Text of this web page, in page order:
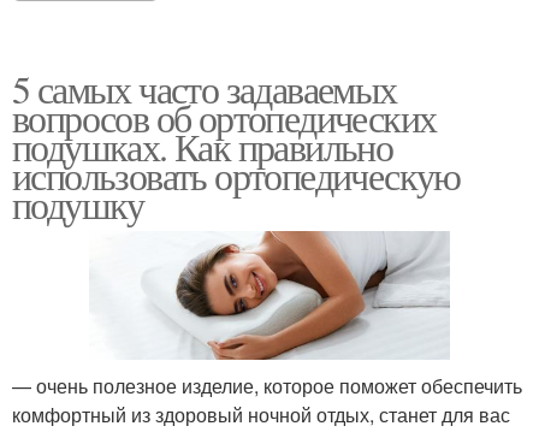
5 самых часто задаваемых
вопросов об ортопедических
подушках. Как правильно
использовать ортопедическую
подушку
— очень полезное изделие, которое поможет обеспечить
комфортный из здоровый ночной отдых, станет для вас